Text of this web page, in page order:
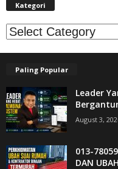
Kategori
Kategori
Paling Popular
Leader
August 3,
013-
DAN